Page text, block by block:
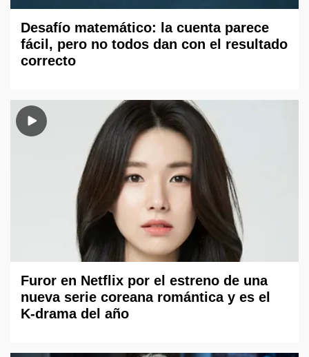
Desafío matemático: la cuenta parece
fácil, pero no todos dan con el resultado
correcto
Furor en Netflix por el estreno de una
nueva serie coreana romántica y es el
K-drama del año